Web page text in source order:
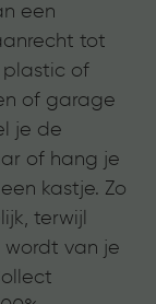
een
tot
plastic of
of garage
je de
of hang je
kastje. Zo
terwijl
wordt van je